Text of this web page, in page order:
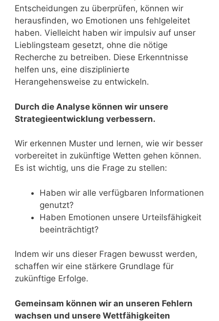
Entscheidungen zu überprüfen, können wir
herausfinden, wo Emotionen uns fehlgeleitet
haben. Vielleicht haben wir impulsiv auf unser
Lieblingsteam gesetzt, ohne die nötige
Recherche zu betreiben. Diese Erkenntnisse
helfen uns, eine disziplinierte
Herangehensweise zu entwickeln.
Durch die Analyse können wir unsere
Strategieentwicklung verbessern.
Wir erkennen Muster und lernen, wie wir besser
vorbereitet in zukünftige Wetten gehen können.
Es ist wichtig, uns die Frage zu stellen:
Haben wir alle verfügbaren Informationen
genutzt?
Haben Emotionen unsere Urteilsfähigkeit
beeinträchtigt?
Indem wir uns dieser Fragen bewusst werden,
schaffen wir eine stärkere Grundlage für
zukünftige Erfolge.
Gemeinsam können wir an unseren Fehlern
wachsen und unsere Wettfähigkeiten